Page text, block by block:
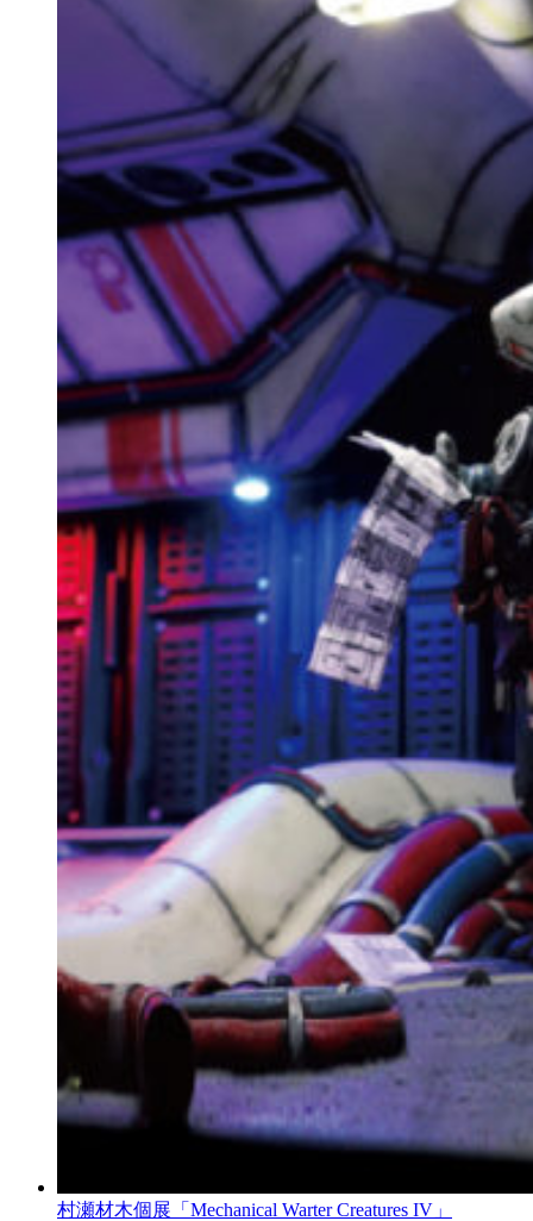
村瀬材木個展「Mechanical Warter Creatures IV」